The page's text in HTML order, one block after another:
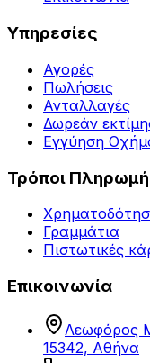
Υπηρεσίες
Αγορές
Πωλήσεις
Ανταλλαγές
Δωρεάν
Εγγύηση
Τρόποι
Γραμμάτια
Πιστωτικές
Επικοινωνία
Λεωφόρος
15342, Αθήνα